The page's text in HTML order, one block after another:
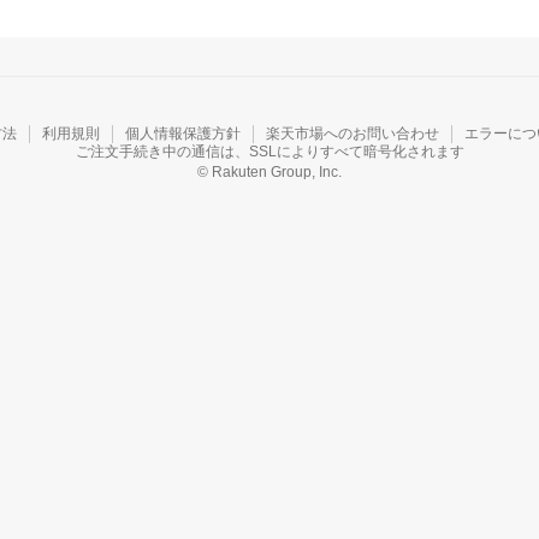
利用規則 個人情報保護方針 楽天市場へのお問い合わせ
エラーに
ご注文手続き中の通信は、SSLによりすべて暗号化されます
© Rakuten Group, Inc.